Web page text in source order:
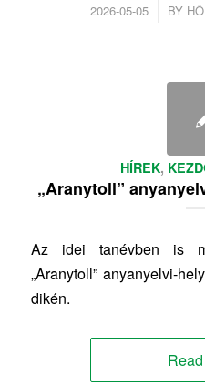
2026-05-05
/ BY
HÍREK,
„Aranytoll”
Az idei tanévben is
„Aranytoll” anyanyelvi-
dikén.